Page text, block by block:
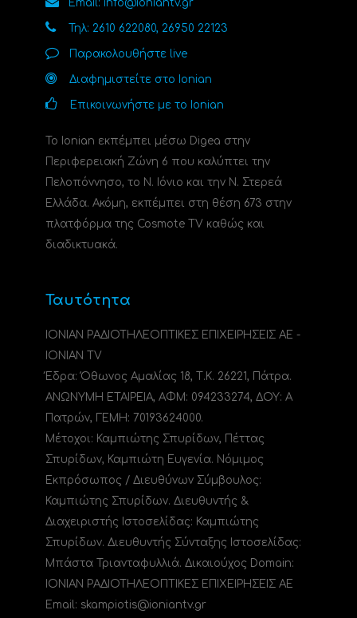
Email: info@ioniantv.gr
Τηλ: 2610 622080, 26950 22123
Παρακολουθήστε live
Διαφημιστείτε στο Ionian
Επικοινωνήστε με το Ionian
Το Ionian εκπέμπει μέσω Digea στην
Περιφερειακή Ζώνη 6 που καλύπτει την
Πελοπόννησο, το N. Ιόνιο και την Ν. Στερεά
Ελλάδα. Ακόμη, εκπέμπει στη θέση 673 στην
πλατφόρμα της Cosmote TV καθώς και
διαδικτυακά.
Ταυτότητα
ΙΟΝΙΑΝ ΡΑΔΙΟΤΗΛΕΟΠΤΙΚΕΣ ΕΠΙΧΕΙΡΗΣΕΙΣ ΑΕ -
IONIAN TV
Έδρα: Όθωνος Αμαλίας 18, Τ.Κ. 26221, Πάτρα.
ΑΝΩΝΥΜΗ ΕΤΑΙΡΕΙΑ, ΑΦΜ: 094233274, ΔΟΥ: A
Πατρών, ΓΕΜΗ: 70193624000.
Μέτοχοι: Καμπιώτης Σπυρίδων, Πέττας
Σπυρίδων, Καμπιώτη Ευγενία. Νόμιμος
Εκπρόσωπος / Διευθύνων Σύμβουλος:
Καμπιώτης Σπυρίδων. Διευθυντής &
Διαχειριστής Ιστοσελίδας: Καμπιώτης
Σπυρίδων. Διευθυντής Σύνταξης Ιστοσελίδας:
Μπάστα Τριανταφυλλιά. Δικαιούχος Domain:
ΙΟΝΙΑΝ ΡΑΔΙΟΤΗΛΕΟΠΤΙΚΕΣ ΕΠΙΧΕΙΡΗΣΕΙΣ ΑΕ
Email: skampiotis@ioniantv.gr